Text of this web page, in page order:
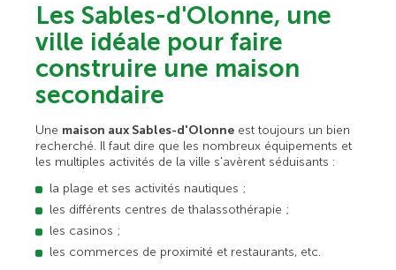
Les Sables-d'Olonne, une
ville idéale pour faire
construire une maison
secondaire
Une maison aux Sables-d'Olonne est toujours un bien
recherché. Il faut dire que les nombreux équipements et
les multiples activités de la ville s'avèrent séduisants :
la plage et ses activités nautiques ;
les différents centres de thalassothérapie ;
les casinos ;
les commerces de proximité et restaurants, etc.